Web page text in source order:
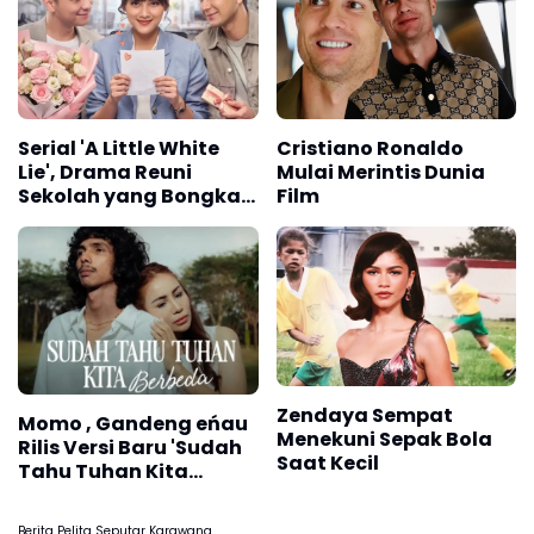
HUT Ke-81 RI
Serial 'A Little White
Lie', Drama Reuni
Sekolah yang Bongkar
Cristiano Ronaldo
Mulai Merintis Dunia
Film
Momo , Gandeng eńau
Rilis Versi Baru 'Sudah
Tahu Tuhan Kita
Zendaya Sempat
Menekuni Sepak Bola
Saat Kecil